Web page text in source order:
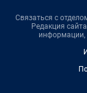
Связаться с
Редакция
информации,